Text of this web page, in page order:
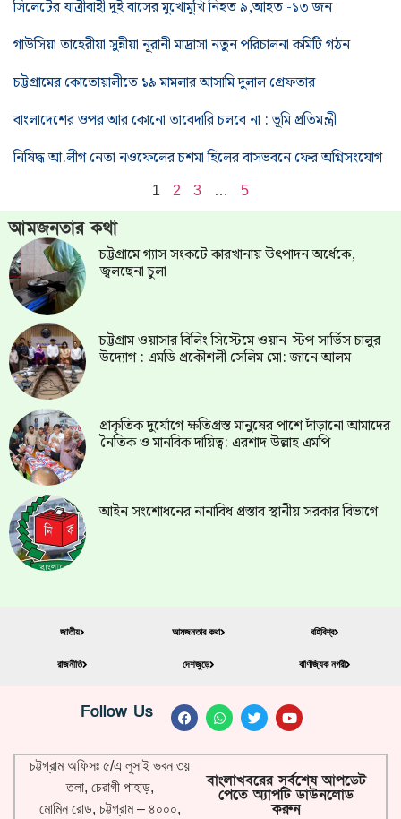
সিলেটের যাত্রীবাহী দুই বাসের মুখোমুখি নিহত ৯,আহত -১৩ জন
গাউসিয়া তাহেরীয়া সুন্নীয়া নূরানী মাদ্রাসা নতুন পরিচালনা কমিটি গঠন
চট্টগ্রামের কোতোয়ালীতে ১৯ মামলার আসামি দুলাল গ্রেফতার
বাংলাদেশের ওপর আর কোনো তাবেদারি চলবে না : ভূমি প্রতিমন্ত্রী
নিষিদ্ধ আ.লীগ নেতা নওফেলের চশমা হিলের বাসভবনে ফের অগ্নিসংযোগ
1 2 3 … 5
আমজনতার কথা
চট্টগ্রামে গ্যাস সংকটে কারখানায় উৎপাদন অর্ধেকে,
জ্বলছেনা চুলা
চট্টগ্রাম ওয়াসার বিলিং সিস্টেমে ওয়ান-স্টপ সার্ভিস চালুর
উদ্যোগ : এমডি প্রকৌশলী সেলিম মো: জানে আলম
প্রাকৃতিক দুর্যোগে ক্ষতিগ্রস্ত মানুষের পাশে দাঁড়ানো আমাদের
নৈতিক ও মানবিক দায়িত্ব: এরশাদ উল্লাহ এমপি
আইন সংশোধনের নানাবিধ প্রস্তাব স্থানীয় সরকার বিভাগে
জাতীয়
রাজনীতি
আমজনতার কথা
দেশজুড়ে
বহিবিশ্ব
বাণিজ্যিক নগরী
Follow Us
চট্টগ্রাম অফিসঃ ৫/এ লুসাই ভবন ৩য়
তলা, চেরাগী পাহাড়,
মোমিন রোড, চট্টগ্রাম – ৪০০০,
বাংলাখবরের সর্বশেষ আপডেট
পেতে অ্যাপটি ডাউনলোড
করুন